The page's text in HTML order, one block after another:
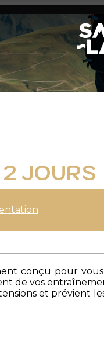
JOURS
conçu pour
de vos
et prévient